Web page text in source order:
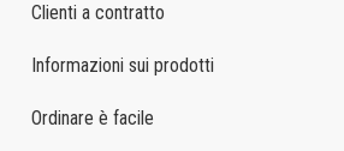
Clienti a contratto
Informazioni sui prodotti
Ordinare è facile